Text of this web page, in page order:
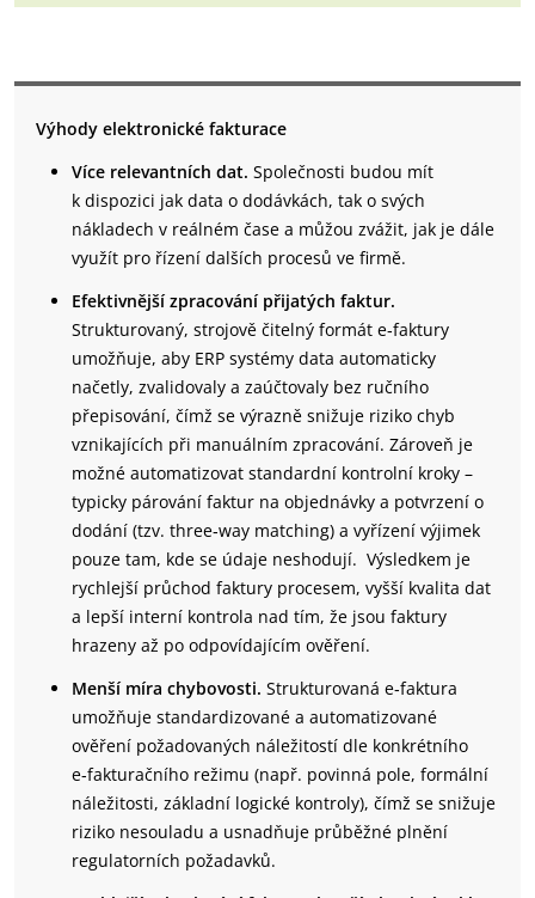
Výhody elektronické fakturace
Více relevantních dat. Společnosti budou mít
k dispozici jak data o dodávkách, tak o svých
nákladech v reálném čase a můžou zvážit, jak je dále
využít pro řízení dalších procesů ve firmě.
Efektivnější zpracování přijatých faktur.
Strukturovaný, strojově čitelný formát e‑faktury
umožňuje, aby ERP systémy data automaticky
načetly, zvalidovaly a zaúčtovaly bez ručního
přepisování, čímž se výrazně snižuje riziko chyb
vznikajících při manuálním zpracování. Zároveň je
možné automatizovat standardní kontrolní kroky –
typicky párování faktur na objednávky a potvrzení o
dodání (tzv. three‑way matching) a vyřízení výjimek
pouze tam, kde se údaje neshodují. Výsledkem je
rychlejší průchod faktury procesem, vyšší kvalita dat
a lepší interní kontrola nad tím, že jsou faktury
hrazeny až po odpovídajícím ověření.
Menší míra chybovosti. Strukturovaná e‑faktura
umožňuje standardizované a automatizované
ověření požadovaných náležitostí dle konkrétního
e‑fakturačního režimu (např. povinná pole, formální
náležitosti, základní logické kontroly), čímž se snižuje
riziko nesouladu a usnadňuje průběžné plnění
regulatorních požadavků.